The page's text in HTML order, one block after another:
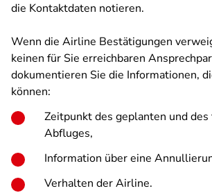
die Kontaktdaten notieren.
Wenn die Airline Bestätigungen
keinen für Sie erreichbaren
dokumentieren Sie die Informationen,
können:
Zeitpunkt des geplanten und des
Abfluges,
Information über eine
Verhalten der Airline.